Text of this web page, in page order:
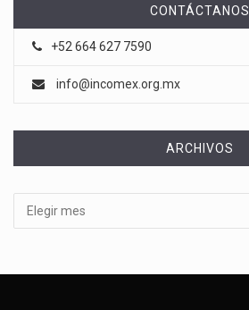
CONTÁCTANOS
+52 664 627 7590
info@incomex.org.mx
ARCHIVOS